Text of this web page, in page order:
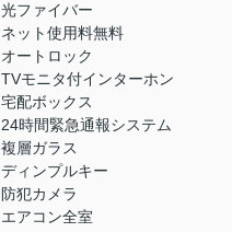
光ファイバー
ネット使用料無料
オートロック
TVモニタ付インターホン
宅配ボックス
24時間緊急通報システム
複層ガラス
ディンプルキー
防犯カメラ
エアコン全室